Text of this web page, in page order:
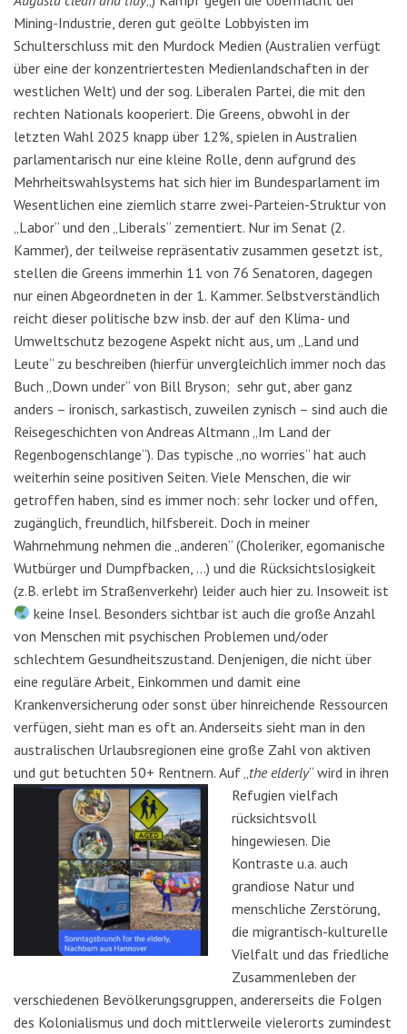
Mining-Industrie, deren gut geölte Lobbyisten im
Schulterschluss mit den Murdock Medien (Australien verfügt
über eine der konzentriertesten Medienlandschaften in der
westlichen Welt) und der sog. Liberalen Partei, die mit den
rechten Nationals kooperiert. Die Greens, obwohl in der
letzten Wahl 2025 knapp über 12%, spielen in Australien
parlamentarisch nur eine kleine Rolle, denn aufgrund des
Mehrheitswahlsystems hat sich hier im Bundesparlament im
Wesentlichen eine ziemlich starre zwei-Parteien-Struktur von
„Labor“ und den „Liberals“ zementiert. Nur im Senat (2.
Kammer), der teilweise repräsentativ zusammen gesetzt ist,
stellen die Greens immerhin 11 von 76 Senatoren, dagegen
nur einen Abgeordneten in der 1. Kammer. Selbstverständlich
reicht dieser politische bzw insb. der auf den Klima- und
Umweltschutz bezogene Aspekt nicht aus, um „Land und
Leute“ zu beschreiben (hierfür unvergleichlich immer noch das
Buch „Down under“ von Bill Bryson; sehr gut, aber ganz
anders – ironisch, sarkastisch, zuweilen zynisch – sind auch die
Reisegeschichten von Andreas Altmann „Im Land der
Regenbogenschlange“). Das typische „no worries“ hat auch
weiterhin seine positiven Seiten. Viele Menschen, die wir
getroffen haben, sind es immer noch: sehr locker und offen,
zugänglich, freundlich, hilfsbereit. Doch in meiner
Wahrnehmung nehmen die „anderen“ (Choleriker, egomanische
Wutbürger und Dumpfbacken, …) und die Rücksichtslosigkeit
(z.B. erlebt im Straßenverkehr) leider auch hier zu. Insoweit ist
keine Insel. Besonders sichtbar ist auch die große Anzahl
von Menschen mit psychischen Problemen und/oder
schlechtem Gesundheitszustand. Denjenigen, die nicht über
eine reguläre Arbeit, Einkommen und damit eine
Krankenversicherung oder sonst über hinreichende Ressourcen
verfügen, sieht man es oft an. Anderseits sieht man in den
australischen Urlaubsregionen eine große Zahl von aktiven
und gut betuchten 50+ Rentnern. Auf „ the elderly“ wird in ihren
Refugien vielfach
rücksichtsvoll
hingewiesen. Die
Kontraste u.a. auch
grandiose Natur und
menschliche Zerstörung,
die migrantisch-kulturelle
Vielfalt und das friedliche
Zusammenleben der
verschiedenen Bevölkerungsgruppen, andererseits die Folgen
des Kolonialismus und doch mittlerweile vielerorts zumindest